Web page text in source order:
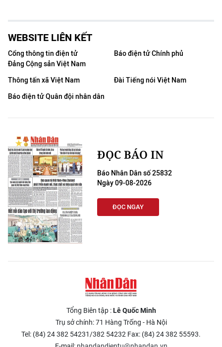
WEBSITE LIÊN KẾT
Cổng thông tin điện tử
Đảng Cộng sản Việt Nam
Báo điện tử Chính phủ
Thông tấn xã Việt Nam
Đài Tiếng nói Việt Nam
Báo điện tử Quân đội nhân dân
ĐỌC BÁO IN
Báo Nhân Dân số 25832
Ngày 09-08-2026
ĐỌC NGAY
Tổng Biên tập :Lê Quốc Minh
Trụ sở chính: 71 Hàng Trống - Hà Nội
Tel: (84) 24 382 54231/382 54232 Fax: (84) 24 382 55593.